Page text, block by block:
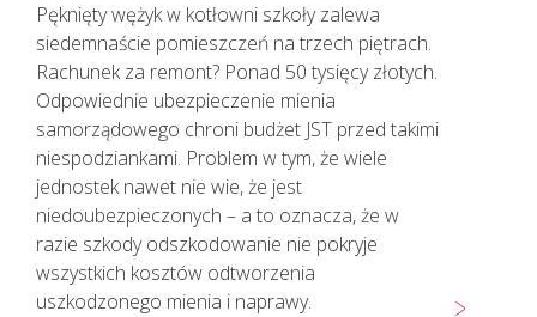
podejrzani o zakażenie
koronawirusem SARS CoV-2
TELEFONICZNIE przełożyli poradę
specjalistyczną na inny termin.
KAŻDEMU pacjentowi, również bez
cech infekcji, zgłaszającemu chęć
wizyty u lekarza należy najpierw
udzielić TELEPORADY. Tylko w
sytuacjach kiedy jest to niezbędne,
pacjent powinien zostać umówiony
na konkretną godzinę do lekarza.
Pęknięty wężyk w kotłowni szkoły zalewa
siedemnaście pomieszczeń na trzech piętrach.
Rachunek za remont? Ponad 50 tysięcy złotych.
Odpowiednie ubezpieczenie mienia
samorządowego chroni budżet JST przed takimi
niespodziankami. Problem w tym, że wiele
jednostek nawet nie wie, że jest
niedoubezpieczonych – a to oznacza, że w
razie szkody odszkodowanie nie pokryje
wszystkich kosztów odtworzenia
uszkodzonego mienia i naprawy.